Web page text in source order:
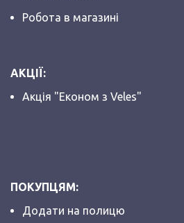
Робота в магазині
АКЦІЇ:
Акція "Економ з Veles"
ПОКУПЦЯМ:
Додати на полицю